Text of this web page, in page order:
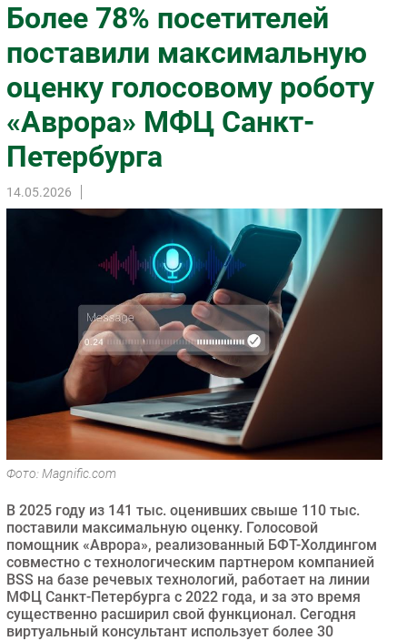
Импорто­замещение
Автоматизация Промышленности
Интернет
Мобильная связь
Фиксированная связь
Интеграция
Рынок ПК
Маркетинг
Оборудование
Outsourcing
Регулирование
Финансы
Web
Безопасность
Инновации
Гаджеты
Здоровье
РАЗДЕЛЫ
Новости
Более 78% посетителей
поставили максимальную
оценку голосовому роботу
«Аврора» МФЦ Санкт-
Петербурга
14.05.2026
Фото: Magnific.com
В 2025 году из 141 тыс. оценивших свыше 110 тыс.
поставили максимальную оценку. Голосовой
помощник «Аврора», реализованный БФТ-Холдингом
совместно с технологическим партнером компанией
BSS на базе речевых технологий, работает на линии
МФЦ Санкт-Петербурга с 2022 года, и за это время
существенно расширил свой функционал. Сегодня
виртуальный консультант использует более 30